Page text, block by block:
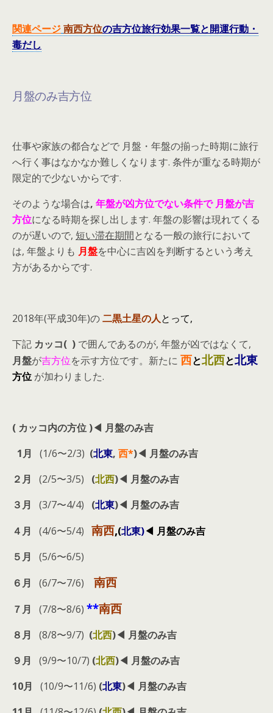
関連ページ南西方位の吉方位旅行効果一覧と開運行動・
毒だし
月盤のみ吉方位
仕事や家族の都合などで 月盤・年盤の揃った時期に旅行
へ行く事はなかなか難しくなります. 条件が重なる時期が
限定的で少ないからです.
そのような場合は, 年盤が凶方位でない条件で 月盤が吉
方位になる時期を探し出します. 年盤の影響は現れてくる
のが遅いので, 短い滞在期間となる一般の旅行において
は, 年盤よりも 月盤を中心に吉凶を判断するという考え
方があるからです.
2018年(平成30年)の二黒土星の人とって,
下記 カッコ( ) で囲んであるのが, 年盤が凶ではなくて,
月盤が吉方位を示す方位です。新たに 西と北西と北東
方位 が加わりました.
( カッコ内の方位 )◀︎ 月盤のみ吉
1月 (1/6〜2/3) (北東, 西*)◀︎ 月盤のみ吉
２月
(2/5〜3/5) (北西)◀︎ 月盤のみ吉
３月
(3/7〜4/4) (北東)◀︎ 月盤のみ吉
４月 (4/6〜5/4) 南西,(北東)◀︎ 月盤のみ吉
５月 (5/6〜6/5)
６月 (6/7〜7/6) 南西
７月 (7/8〜8/6) **南西
８月 (8/8〜9/7) (北西)◀︎ 月盤のみ吉
９月
(9/9〜10/7) (北西)◀︎ 月盤のみ吉
10月
(10/9〜11/6) (北東)◀︎ 月盤のみ吉